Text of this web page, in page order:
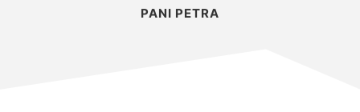
PANI PETRA